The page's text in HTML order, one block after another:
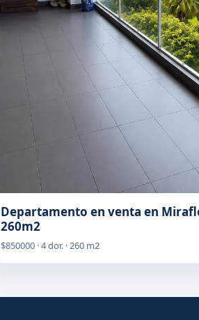
Departamento en venta en
260m2
$850000 · 4 dor. · 260 m2